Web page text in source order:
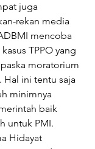
juga
rekan media
mencoba
TPPO yang
moratorium
Hal ini tentu saja
minimnya
baik
untuk PMI.
Hidayat